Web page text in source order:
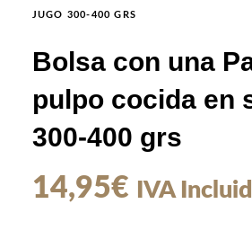
JUGO 300-400 GRS
Bolsa con una
pulpo cocida en
300-400 grs
14,95€ IVA